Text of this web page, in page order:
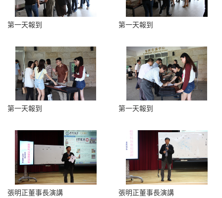
第一天報到 第一天報到
第一天報到 第一天報到
張明正董事長演講 張明正董事長演講